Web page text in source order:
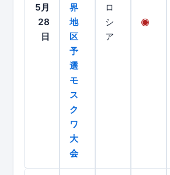
5月
28
日
界
地
区
予
選
モ
ス
ク
ワ
大
会
ロ
シ
ア